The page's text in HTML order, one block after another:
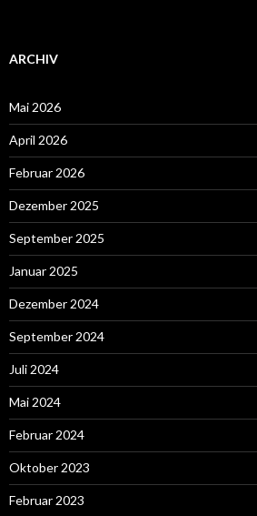
ARCHIV
Mai 2026
April 2026
Februar 2026
Dezember 2025
September 2025
Januar 2025
Dezember 2024
September 2024
Juli 2024
Mai 2024
Februar 2024
Oktober 2023
Februar 2023